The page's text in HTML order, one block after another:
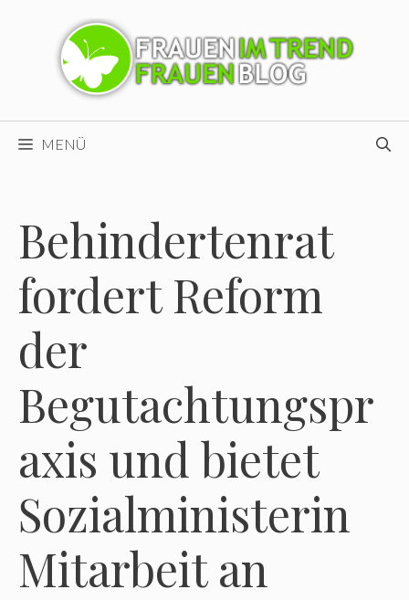
MENÜ
Behindertenrat
fordert Reform
der
Begutachtungspr
axis und bietet
Sozialministerin
Mitarbeit an